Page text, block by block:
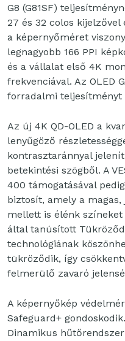
G8 (G81SF)
27 és 32 colos
a képernyőméret
legnagyobb 166 PPI
és a vállalat első 4K
frekvenciával. Az OLED
forradalmi teljesítményt
Az új 4K QD-OLED a
lenyűgöző
kontrasztaránnyal
betekintési szögből. A
400 támogatásával
biztosít, amely a
mellett is élénk színeket
által tanúsított
technológiának
tükröződik, így
felmerülő zavaró
A képernyőkép
Safeguard+
Dinamikus